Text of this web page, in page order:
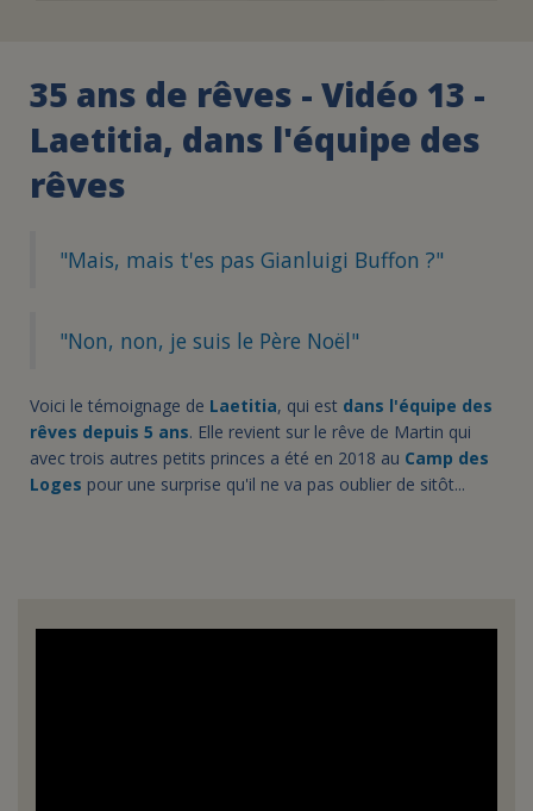
35 ans de rêves - Vidéo 13 -
Laetitia, dans l'équipe des
rêves
"Mais, mais t'es pas Gianluigi Buffon ?"
"Non, non, je suis le Père Noël"
Voici le témoignage de Laetitia, qui est dans l'équipe des
rêves depuis 5 ans. Elle revient sur le rêve de Martin qui
avec trois autres petits princes a été en 2018 au Camp des
Loges pour une surprise qu'il ne va pas oublier de sitôt...